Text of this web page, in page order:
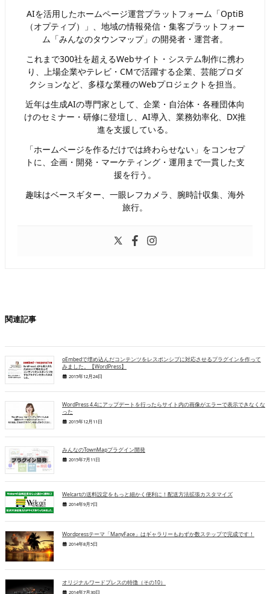
AIを活用したホームページ運営プラットフォーム「OptiB
（オプティブ）」、地域の情報発信・集客プラットフォー
ム「みんなのタウンマップ」の開発者・運営者。
これまで300社を超えるWebサイト・システム制作に携わ
り、上場企業やテレビ・CMで活躍する企業、芸能プロダ
クションなど、多様な業種のWebプロジェクトを担当。
近年は生成AIの専門家として、企業・自治体・各種団体向
けのセミナー・研修に登壇し、AI導入、業務効率化、DX推
進を支援している。
「ホームページを作るだけでは終わらせない」をコンセプ
トに、企画・開発・マーケティング・運用まで一貫した支
援を行う。
趣味はベースギター、一眼レフカメラ、腕時計収集、海外
旅行。
関連記事
oEmbedで埋め込んだコンテンツをレスポンシブに対応させるプラグインを作って
みました。【WordPress】
2015年12月24日
WordPress 4.4にアップデートを行ったらサイト内の画像がエラーで表示できなくな
った
2015年12月11日
みんなのTownMapプラグイン開発
2015年7月11日
Welcartの送料設定をもっと細かく便利に！配送方法拡張カスタマイズ
2014年9月7日
Wordpressテーマ「ManyFace」はギャラリーもわずか数ステップで完成です！
2014年8月5日
オリジナルワードプレスの特徴（その10）
2014年7月30日